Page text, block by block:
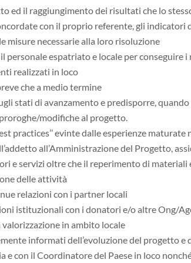
ed il raggiungimento dei risultati che lo
con il proprio referente, gli indicatori
misure necessarie alla loro risoluzione
personale espatriato e locale per conseguire
realizzati in loco
che a medio termine
stati di avanzamento e predisporre,
modifiche al progetto.
practices’’ evinte dalle esperienze
all’Amministrazione del Progetto,
e servizi oltre che il reperimento di materiali
delle attività
relazioni con i partner locali
istituzionali con i donatori e/o altre Ong/
in ambito locale
informati dell’evoluzione del progetto e
e con il Coordinatore del Paese in loco